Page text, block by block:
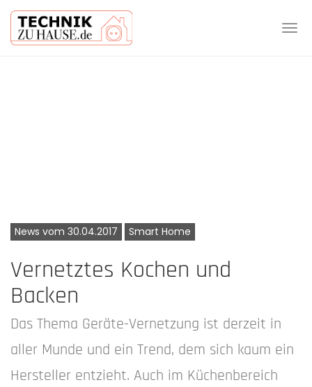
News vom 30.04.2017 Smart Home
Vernetztes Kochen und
Backen
Das Thema Geräte-Vernetzung ist derzeit in
aller Munde und ein Trend, dem sich kaum ein
Hersteller entzieht. Auch im Küchenbereich